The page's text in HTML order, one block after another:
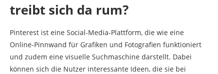
treibt sich da rum?
Pinterest ist eine Social-Media-Plattform, die wie eine
Online-Pinnwand für Grafiken und Fotografien funktioniert
und zudem eine visuelle Suchmaschine darstellt. Dabei
können sich die Nutzer interessante Ideen, die sie bei